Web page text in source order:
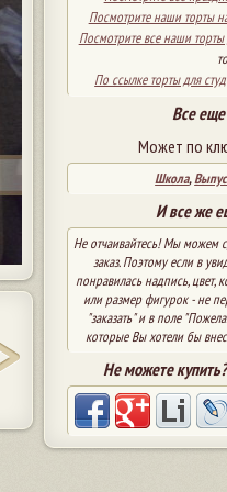
Посмотрите наши торты
Посмотрите все наши торты
По ссылке торты для
Все
Может по
Школа,
И все же
Не отчаивайтесь! Мы можем
заказ. Поэтому если в
понравилась надпись, цвет,
или размер фигурок - не
"заказать" и в поле
которые Вы хотели бы
Не можете